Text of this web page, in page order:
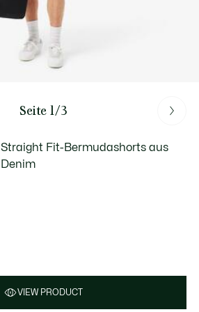
Seite 1/3
Straight Fit-Bermudashorts aus
Denim
VIEW PRODUCT